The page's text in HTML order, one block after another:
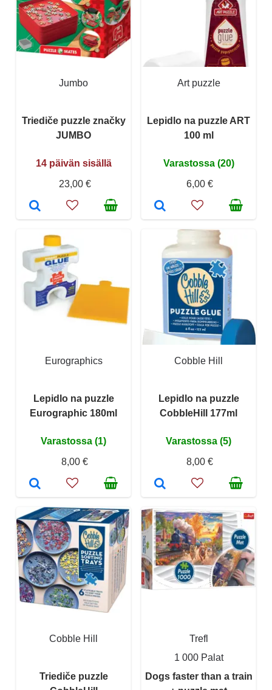
Jumbo
Triediče puzzle značky
JUMBO
14 päivän sisällä
23,00 €
Art puzzle
Lepidlo na puzzle ART
100 ml
Varastossa (20)
6,00 €
Eurographics
Lepidlo na puzzle
Eurographic 180ml
Varastossa (1)
8,00 €
Cobble Hill
Lepidlo na puzzle
CobbleHill 177ml
Varastossa (5)
8,00 €
Cobble Hill
Triediče puzzle
Trefl
1 000 Palat
Dogs faster than a train